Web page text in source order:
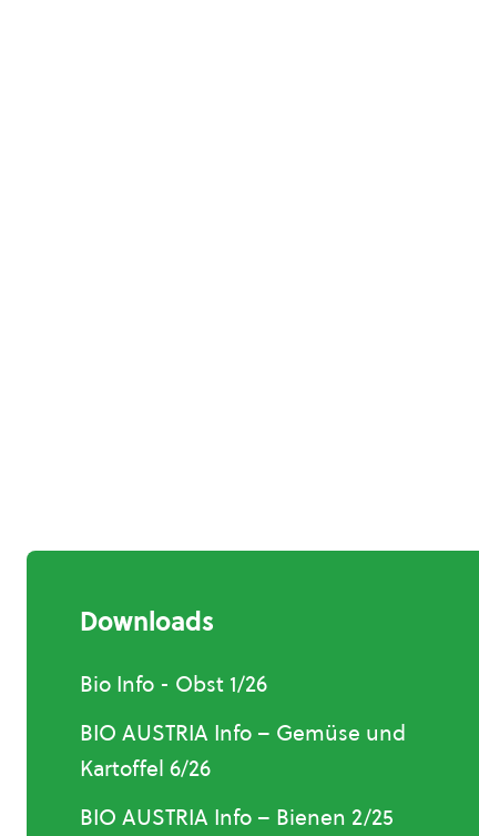
Downloads
Bio Info - Obst 1/26
BIO AUSTRIA Info – Gemüse und
Kartoffel 6/26
BIO AUSTRIA Info – Bienen 2/25